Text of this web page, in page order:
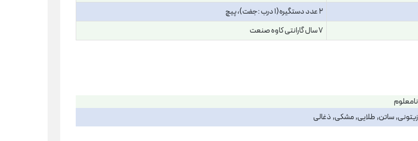
2 عدد دستگیره(1 درب :جفت)، پیچ
7 سال گارانتی کاوه صنعت
نامعلوم
زیتونی, ساتن, طلایی, مشکی, ذغالی